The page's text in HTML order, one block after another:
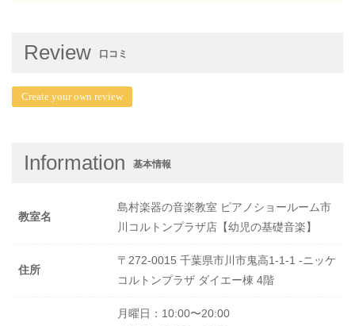
Review 口コミ
Create your own review
Information 基本情報
教室名
島村楽器の音楽教室 ピアノショールーム市
川コルトンプラザ店【幼児の基礎音楽】
住所
〒272-0015 千葉県市川市鬼高1-1-1 -ニッケ
コルトンプラザ ダイエー棟 4階
月曜日：10:00〜20:00